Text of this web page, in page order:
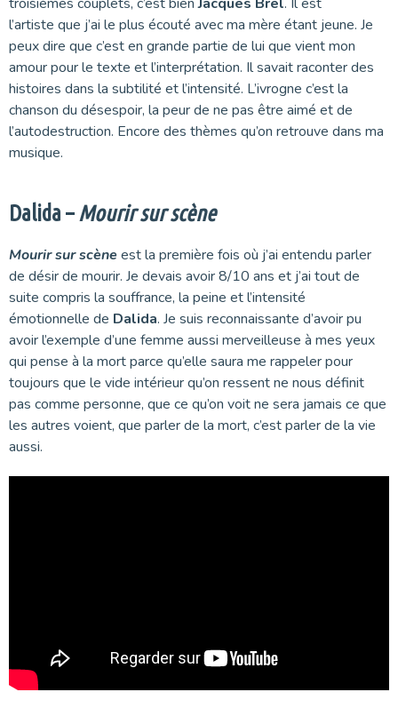
l’artiste que j’ai le plus écouté avec ma mère étant jeune. Je
peux dire que c’est en grande partie de lui que vient mon
amour pour le texte et l’interprétation. Il savait raconter des
histoires dans la subtilité et l’intensité. L’ivrogne c’est la
chanson du désespoir, la peur de ne pas être aimé et de
l’autodestruction. Encore des thèmes qu’on retrouve dans ma
musique.
Dalida – Mourir sur scène
Mourir sur scèneest la première fois où j’ai entendu parler
de désir de mourir. Je devais avoir 8/10 ans et j’ai tout de
suite compris la souffrance, la peine et l’intensité
émotionnelle de Dalida. Je suis reconnaissante d’avoir pu
avoir l’exemple d’une femme aussi merveilleuse à mes yeux
qui pense à la mort parce qu’elle saura me rappeler pour
toujours que le vide intérieur qu’on ressent ne nous définit
pas comme personne, que ce qu’on voit ne sera jamais ce que
les autres voient, que parler de la mort, c’est parler de la vie
aussi.